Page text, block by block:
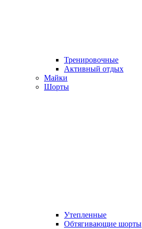
Тренировочные
Активный отдых
Майки
Шорты
Утепленные
Обтягивающие шорты